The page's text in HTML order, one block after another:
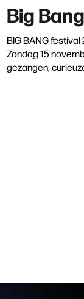
Big
BIG BANG
Zondag 15
gezangen,